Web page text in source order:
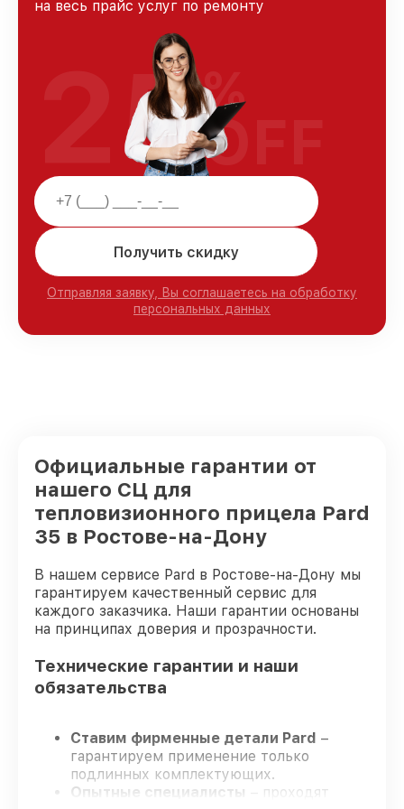
на весь прайс услуг по ремонту
Получить скидку
Отправляя заявку, Вы соглашаетесь на обработку
персональных данных
25%
OFF
Официальные гарантии от
нашего СЦ для
тепловизионного прицела Pard
35 в Ростове-на-Дону
В нашем сервисе Pard в Ростове-на-Дону мы
гарантируем качественный сервис для
каждого заказчика. Наши гарантии основаны
на принципах доверия и прозрачности.
Технические гарантии и наши
обязательства
Ставим фирменные детали Pard –
гарантируем применение только
подлинных комплектующих.
Опытные специалисты
– проходят